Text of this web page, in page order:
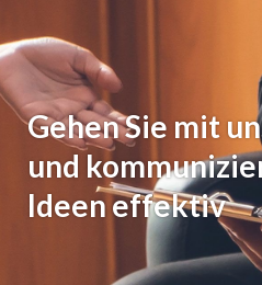
Gehen Sie mit
und
Ideen effektiv